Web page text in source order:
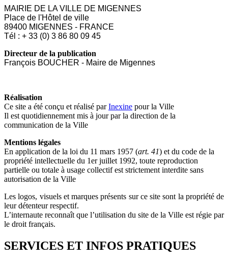
MAIRIE DE LA VILLE DE MIGENNES
Place de l'Hôtel de ville
89400 MIGENNES - FRANCE
Tél : + 33 (0) 3 86 80 09 45
Directeur de la publication
François BOUCHER - Maire de Migennes
Réalisation
Ce site a été conçu et réalisé parInexine pour la Ville
Il est quotidiennement mis à jour par la direction de la
communication de la Ville
Mentions légales
En application de la loi du 11 mars 1957 (art. 41) et du code de la
propriété intellectuelle du 1er juillet 1992, toute reproduction
partielle ou totale à usage collectif est strictement interdite sans
autorisation de la Ville
Les logos, visuels et marques présents sur ce site sont la propriété de
leur détenteur respectif.
L’internaute reconnaît que l’utilisation du site de la Ville est régie par
le droit français.
SERVICES ET INFOS PRATIQUES